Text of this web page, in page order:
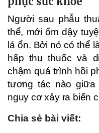
Người sau phẫu
thể, mới ốm dậy
lá ổn. Bởi nó có thể
hấp thu thuốc và
chậm quá trình hồi
tương tác nào giữa
nguy cơ xảy ra biến
Chia sẻ bài viết: